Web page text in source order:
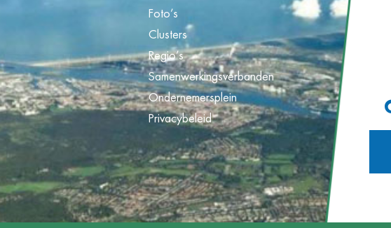
Foto’s
Clusters
Regio’s
Samenwerkingsverbanden
Ondernemersplein
Privacybeleid